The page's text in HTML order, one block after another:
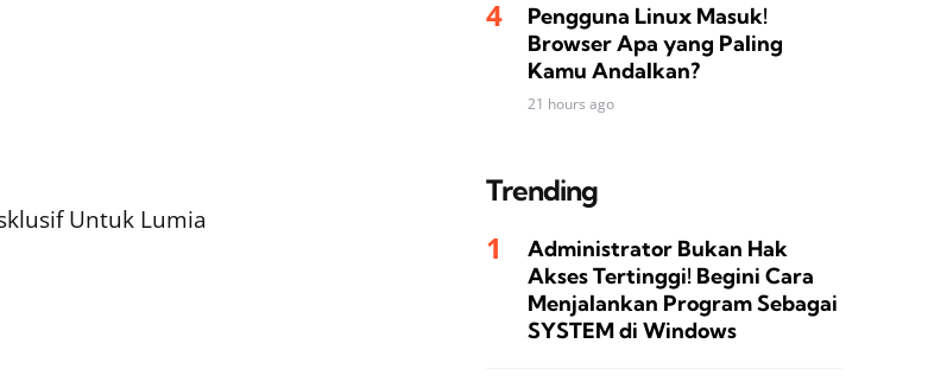
Untuk Lumia
Pengguna Linux Masuk!
Browser Apa yang Paling
Kamu Andalkan?
21 hours ago
Trending
Administrator Bukan Hak
Akses Tertinggi! Begini Cara
Menjalankan Program Sebagai
SYSTEM di Windows